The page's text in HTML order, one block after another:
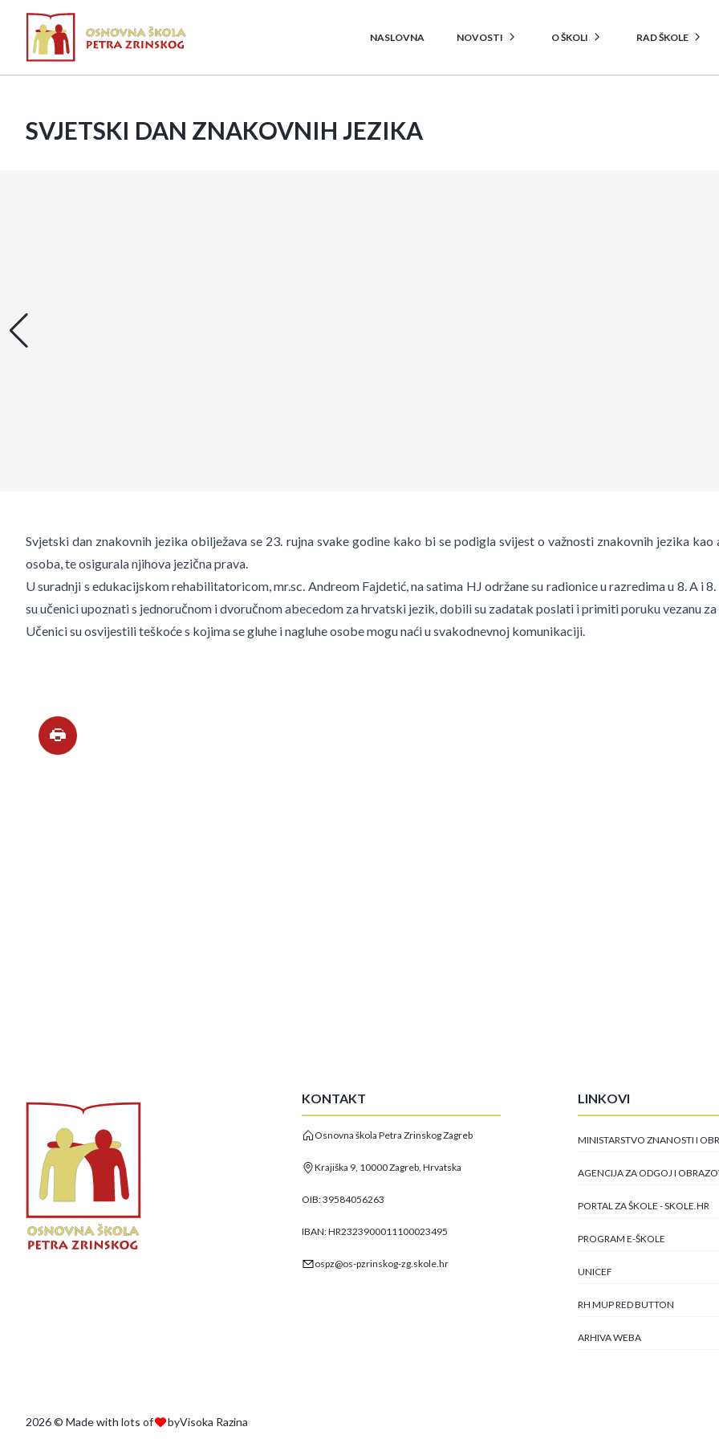
NASLOVNA NOVOSTI O ŠKOLI RAD ŠKOLE
SVJETSKI DAN ZNAKOVNIH JEZIKA
Svjetski dan znakovnih jezika obilježava se 23. rujna svake godine kako bi se podigla svijest o važnosti znakovnih jezika
osoba, te osigurala njihova jezična prava.
U suradnji s edukacijskom rehabilitatoricom, mr.sc. Andreom Fajdetić, na satima HJ održane su radionice u razredima u 8. A i
su učenici upoznati s jednoručnom i dvoručnom abecedom za hrvatski jezik, dobili su zadatak poslati i primiti poruku vezanu
Učenici su osvijestili teškoće s kojima se gluhe i nagluhe osobe mogu naći u svakodnevnoj komunikaciji.
KONTAKT
Osnovna škola Petra Zrinskog Zagreb
Krajiška 9, 10000 Zagreb, Hrvatska
OIB: 39584056263
IBAN: HR2323900011100023495
ospz@os-pzrinskog-zg.skole.hr
LINKOVI
MINISTARSTVO ZNANOSTI I
AGENCIJA ZA ODGOJ I
PORTAL ZA ŠKOLE - SKOLE.HR
PROGRAM E-ŠKOLE
UNICEF
RH MUP RED BUTTON
ARHIVA WEBA
2026 © Made with lots of byVisoka Razina